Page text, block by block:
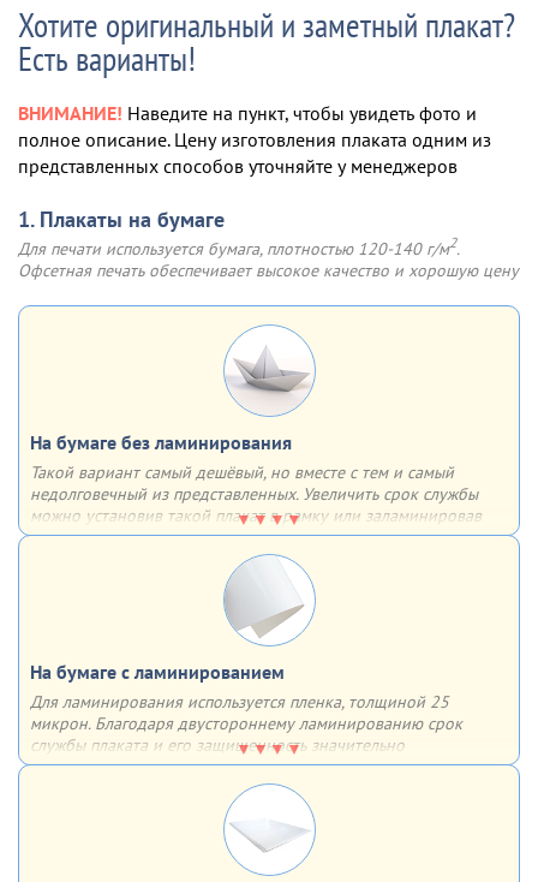
Хотите оригинальный и заметный плакат?
Есть варианты!
ВНИМАНИЕ! Наведите на пункт, чтобы увидеть фото и
полное описание. Цену изготовления плаката одним из
представленных способов уточняйте у менеджеров
1. Плакаты на бумаге
Для печати используется бумага, плотностью 120-140 г/м2.
Офсетная печать обеспечивает высокое качество и хорошую цену
На бумаге без ламинирования
Такой вариант самый дешёвый, но вместе с тем и самый
недолговечный из представленных. Увеличить срок службы
можно установив такой плакат в рамку или заламинировав
поверхность. В таком случае он может прослужить гораздо
На бумаге с ламинированием
Для ламинирования используется пленка, толщиной 25
микрон. Благодаря двустороннему ламинированию срок
службы плаката и его защищенность значительно
увеличиваются – плакат влагоустойчив, защищен от
механических повреждений и не выцветает